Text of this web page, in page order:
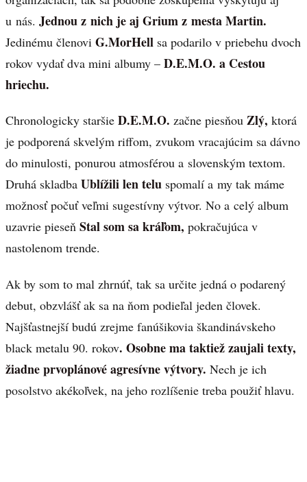
u nás. Jednou z nich je aj Grium z mesta Martin.
Jedinému členovi G.MorHell sa podarilo v priebehu dvoch
rokov vydať dva mini albumy – D.E.M.O. a Cestou
hriechu.
Chronologicky staršie D.E.M.O. začne piesňou Zlý, ktorá
je podporená skvelým riffom, zvukom vracajúcim sa dávno
do minulosti, ponurou atmosférou a slovenským textom.
Druhá skladba Ublížili len telu spomalí a my tak máme
možnosť počuť veľmi sugestívny výtvor. No a celý album
uzavrie pieseň Stal som sa kráľom, pokračujúca v
nastolenom trende.
Ak by som to mal zhrnúť, tak sa určite jedná o podarený
debut, obzvlášť ak sa na ňom podieľal jeden človek.
Najšťastnejší budú zrejme fanúšikovia škandinávskeho
black metalu 90. rokov. Osobne ma taktiež zaujali texty,
žiadne prvoplánové agresívne výtvory. Nech je ich
posolstvo akékoľvek, na jeho rozlíšenie treba použiť hlavu.